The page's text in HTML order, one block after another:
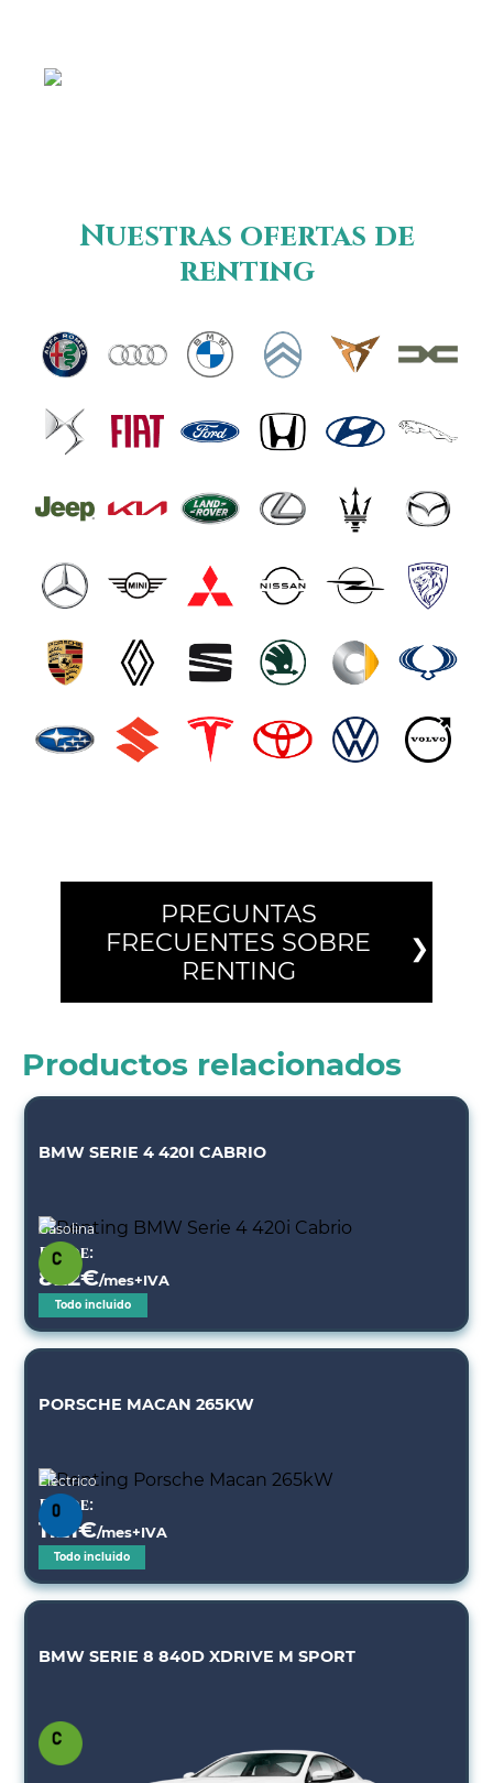
Nuestras ofertas de
renting
PREGUNTAS
FRECUENTES SOBRE
RENTING
Productos relacionados
BMW SERIE 4 420I CABRIO
Gasolina
Desde:
822€/mes+IVA
Todo incluido
PORSCHE MACAN 265KW
Eléctrico
Desde:
1121€/mes+IVA
Todo incluido
BMW SERIE 8 840D XDRIVE M SPORT